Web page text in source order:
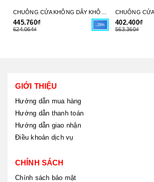
445.760₫
624.064₫
-29% 402.400₫
563.360₫
GIỚI THIỆU
Hướng dẫn mua hàng
Hướng dẫn thanh toán
Hướng dẫn giao nhận
Điều khoản dịch vụ
CHÍNH SÁCH
Chính sách bảo mật